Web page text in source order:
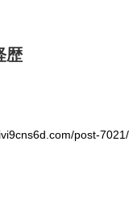
歴
post-7021/